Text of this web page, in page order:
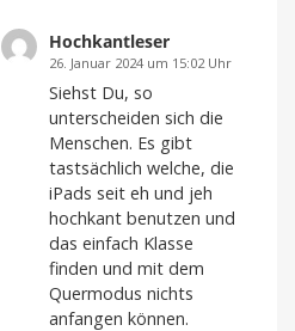
Hochkantleser
26. Januar 2024 um 15:02 Uhr
Siehst Du, so
unterscheiden sich die
Menschen. Es gibt
tastsächlich welche, die
iPads seit eh und jeh
hochkant benutzen und
das einfach Klasse
finden und mit dem
Quermodus nichts
anfangen können.